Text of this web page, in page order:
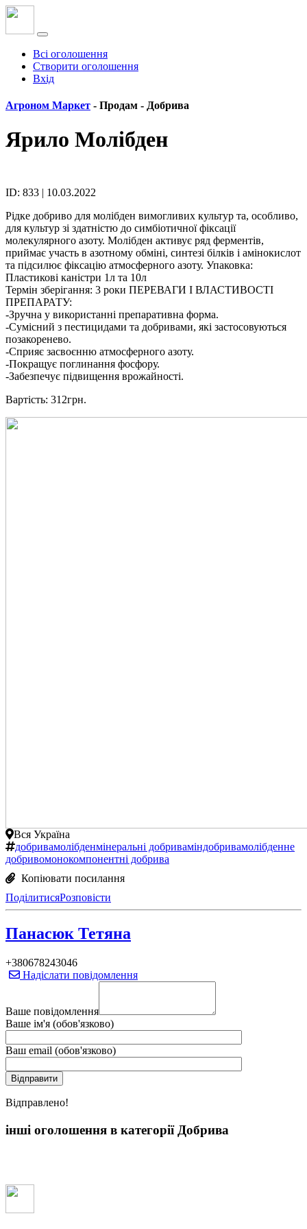
Всі оголошення
Створити оголошення
Вхід
Агроном Маркет - Продам - Добрива
Ярило Молібден
ID: 833 | 10.03.2022
Рідке добриво для молібден вимогливих культур та, особливо,
для культур зі здатністю до симбіотичної фіксації
молекулярного азоту. Молібден активує ряд ферментів,
приймає участь в азотному обміні, синтезі білків і амінокислот
та підсилює фіксацію атмосферного азоту. Упаковка:
Пластикові каністри 1л та 10л
Термін зберігання: 3 роки ПЕРЕВАГИ І ВЛАСТИВОСТІ
ПРЕПАРАТУ:
-Зручна у використанні препаративна форма.
-Сумісний з пестицидами та добривами, які застосовуються
позакоренево.
-Сприяє засвоєнню атмосферного азоту.
-Покращує поглинання фосфору.
-Забезпечує підвищення врожайності.
Вартість: 312грн.
Вся Україна
добривамолібденмінеральні добриваміндобривамолібденне
добривомонокомпонентні добрива
Копіювати посилання
ПоділитисяРозповісти
Панасюк Тетяна
+380678243046
Надіслати повідомлення
Ваше повідомлення
Ваше ім'я (обов'язково)
Ваш email (обов'язково)
Вiдправлено!
інші оголошення в категорії Добрива